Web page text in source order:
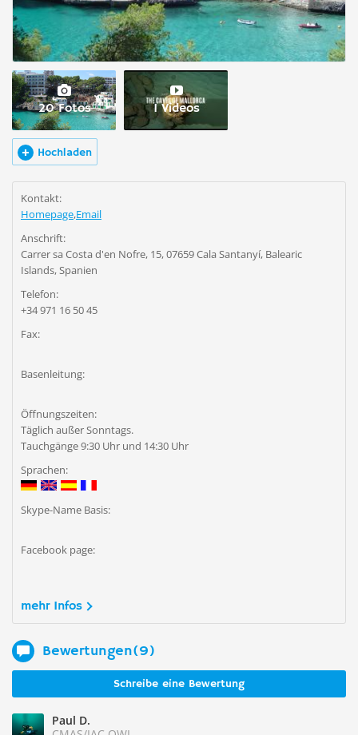
20 Fotos 1 Videos
Hochladen
Kontakt:
Homepage,Email
Anschrift:
Carrer sa Costa d'en Nofre, 15, 07659 Cala Santanyí, Balearic
Islands, Spanien
Telefon:
+34 971 16 50 45
Fax:
Basenleitung:
Öffnungszeiten:
Täglich außer Sonntags.
Tauchgänge 9:30 Uhr und 14:30 Uhr
Sprachen:
Skype-Name Basis:
Facebook page:
mehr Infos
Bewertungen(9)
Schreibe eine Bewertung
Paul D.